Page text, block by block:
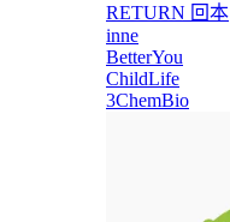
RETURN 回本
inne
BetterYou
ChildLife
3ChemBio